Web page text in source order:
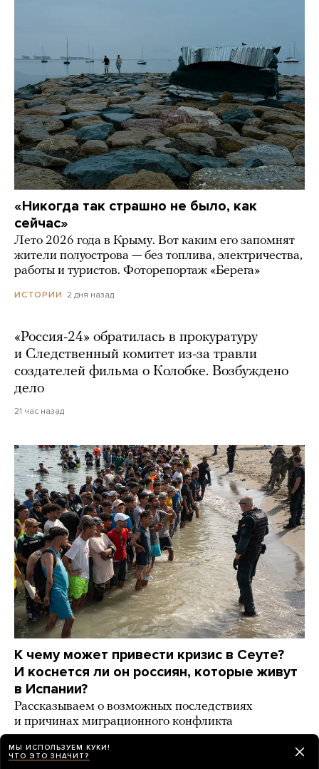
«Никогда так страшно не было, как
сейчас»
Лето 2026 года в Крыму. Вот каким его запомнят
жители полуострова — без топлива, электричества,
работы и туристов. Фоторепортаж «Берега»
ИСТОРИИ 2 дня назад
«Россия-24» обратилась в прокуратуру
и Следственный комитет из-за травли
создателей фильма о Колобке. Возбуждено
дело
21 час назад
К чему может привести кризис в Сеуте?
И коснется ли он россиян, которые живут
в Испании?
Рассказываем о возможных последствиях
и причинах миграционного конфликта
ИСТОРИИ день назад
МЫ ИСПОЛЬЗУЕМ КУКИ!
ЧТО ЭТО ЗНАЧИТ?